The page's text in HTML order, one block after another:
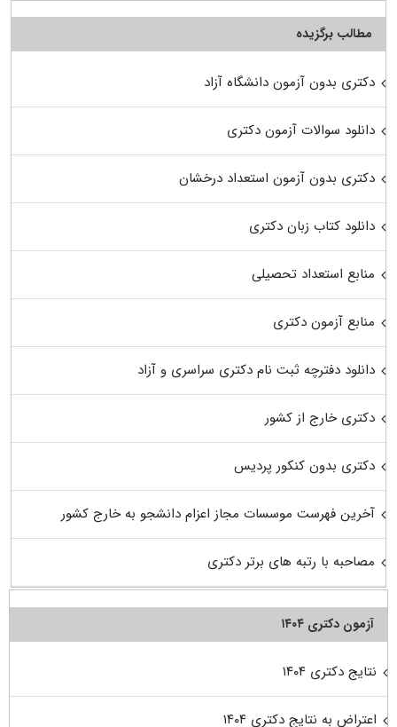
مطالب برگزیده
دکتری بدون آزمون دانشگاه آزاد
دانلود سوالات آزمون دکتری
دکتری بدون آزمون استعداد درخشان
دانلود کتاب زبان دکتری
منابع استعداد تحصیلی
منابع آزمون دکتری
دانلود دفترچه ثبت نام دکتری سراسری و آزاد
دکتری خارج از کشور
دکتری بدون کنکور پردیس
آخرین فهرست موسسات مجاز اعزام دانشجو به خارج کشور
مصاحبه با رتبه های برتر دکتری
آزمون دکتری ۱۴۰۴
نتایج دکتری ۱۴۰۴
اعتراض به نتایج دکتری ۱۴۰۴